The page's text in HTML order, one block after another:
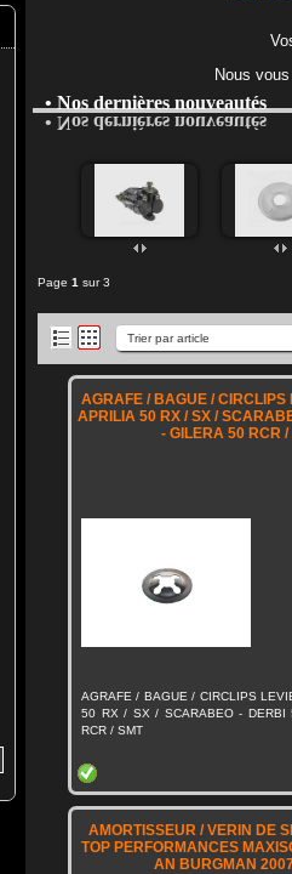
Nous
• Nos dernières nouveautés
• Nos dernières nouveautés
Page 1 sur 3
AGRAFE / BAGUE / CIRCLIPS
APRILIA 50 RX / SX /
- GILERA 50 RCR
AGRAFE / BAGUE / CIRCLIPS
50 RX / SX / SCARABEO -
RCR / SMT
AMORTISSEUR / VERIN DE
TOP PERFORMANCES
AN BURGMAN